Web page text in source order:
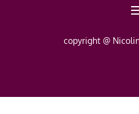
copyright @